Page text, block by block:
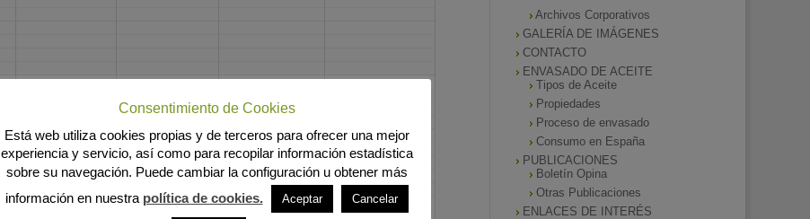
Archivos Corporativos
GALERÍA DE IMÁGENES
CONTACTO
ENVASADO DE ACEITE
Tipos de Aceite
Propiedades
Proceso de envasado
Consumo en España
PUBLICACIONES
Boletín Opina
Otras Publicaciones
ENLACES DE INTERÉS
Consentimiento de Cookies
Está web utiliza cookies propias y de terceros para ofrecer una mejor
experiencia y servicio, así como para recopilar información estadística
sobre su navegación. Puede cambiar la configuración u obtener más
información en nuestra política de cookies. Aceptar Cancelar